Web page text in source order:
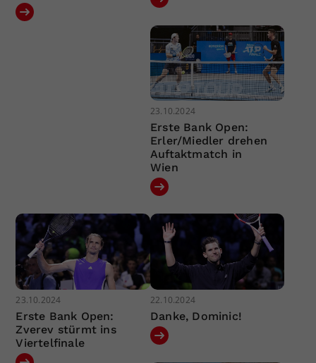
23.10.2024
Erste Bank Open:
Erler/Miedler drehen
Auftaktmatch in
Wien
23.10.2024
Erste Bank Open:
Zverev stürmt ins
Viertelfinale
22.10.2024
Danke, Dominic!